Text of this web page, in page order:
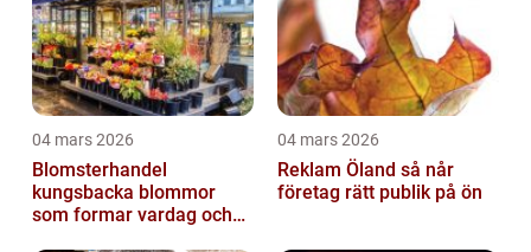
04 mars 2026
Blomsterhandel
kungsbacka blommor
som formar vardag och
04 mars 2026
Reklam Öland så når
företag rätt publik på ön